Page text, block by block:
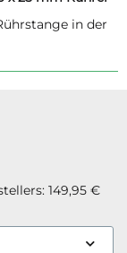
in der
: 149,95 €